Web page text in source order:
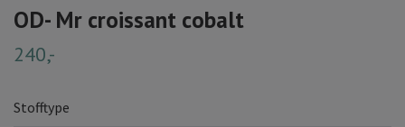
OD- Mr croissant cobalt
240,-
Stofftype